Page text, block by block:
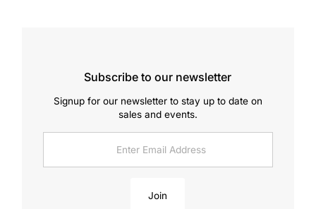
Subscribe to our newsletter
Signup for our newsletter to stay up to date on
sales and events.
Address
Join